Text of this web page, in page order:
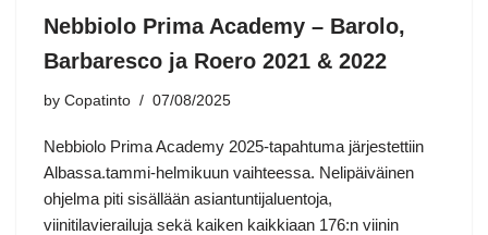
Nebbiolo Prima Academy – Barolo,
Barbaresco ja Roero 2021 & 2022
by Copatinto 07/08/2025
Nebbiolo Prima Academy 2025-tapahtuma järjestettiin
Albassa.tammi-helmikuun vaihteessa. Nelipäiväinen
ohjelma piti sisällään asiantuntijaluentoja,
viinitilavierailuja sekä kaiken kaikkiaan 176:n viinin